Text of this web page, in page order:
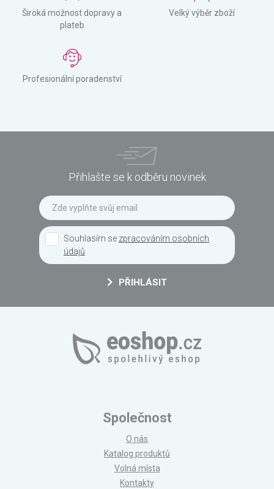
Široká možnost dopravy a
plateb
Velký výběr zboží
Profesionální poradenství
Přihlašte se k odběru novinek
Souhlasím se zpracováním osobních
údajů
PŘIHLÁSIT
Společnost
O nás
Katalog produktů
Volná místa
Kontakty